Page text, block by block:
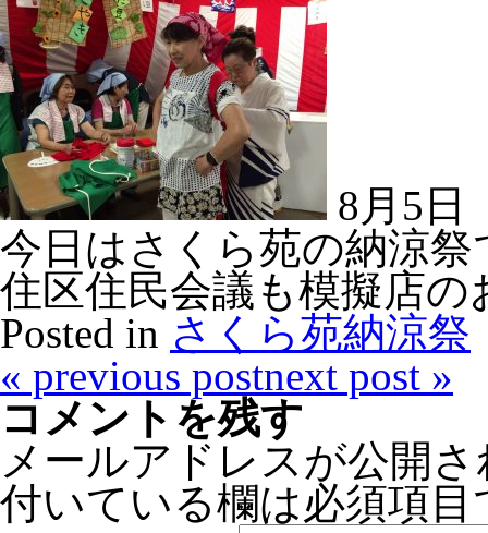
8月5日
今日はさくら苑の納涼祭
住区住民会議も模擬店
Posted in さくら苑納涼祭
« previous postnext post »
コメントを残す
メールアドレスが公開
付いている欄は必須項目